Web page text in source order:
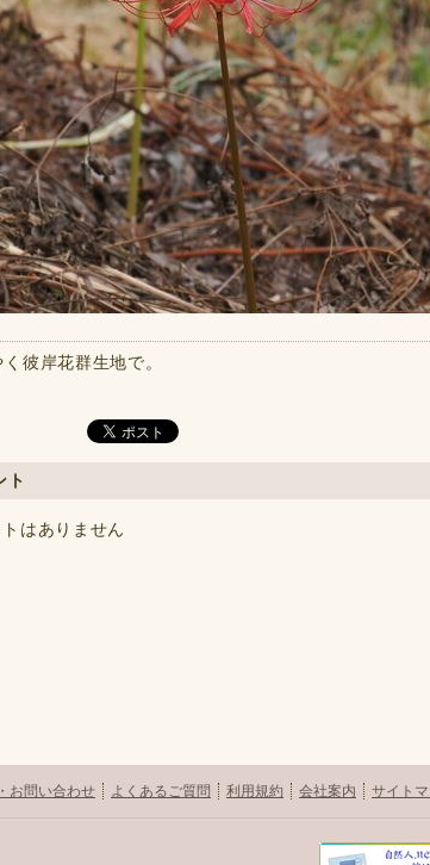
く彼岸花群生地で。
ト
はありません
お問い合わせ よくあるご質問 利用規約 会社案内 サイト